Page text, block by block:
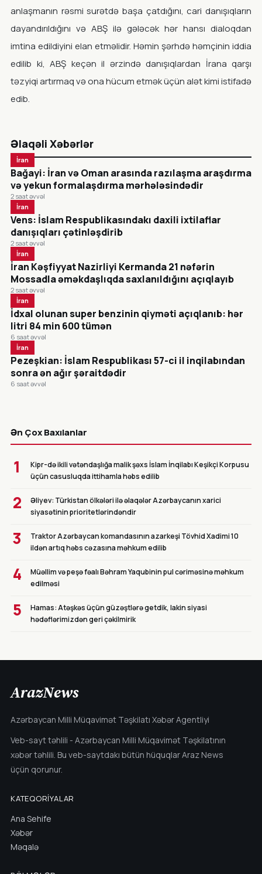
anlaşmanın rəsmi surətdə başa çatdığını, cari danışıqların
dayandırıldığını və ABŞ ilə gələcək hər hansı dialoqdan
imtina edildiyini elan etməlidir. Həmin şərhdə həmçinin iddia
edilib ki, ABŞ keçən il ərzində danışıqlardan İrana qarşı
təzyiqi artırmaq və ona hücum etmək üçün alət kimi istifadə
edib.
Əlaqəli Xəbərlər
İran
Bağayi: İran və Oman arasında razılaşma araşdırma
və yekun formalaşdırma mərhələsindədir
2 saat əvvəl
İran
Vens: İslam Respublikasındakı daxili ixtilaflar
danışıqları çətinləşdirib
2 saat əvvəl
İran
İran Kəşfiyyat Nazirliyi Kermanda 21 nəfərin
Mossadla əməkdaşlıqda saxlanıldığını açıqlayıb
2 saat əvvəl
İran
İdxal olunan super benzinin qiyməti açıqlanıb: hər
litri 84 min 600 tümən
6 saat əvvəl
İran
Pezeşkian: İslam Respublikası 57-ci il inqilabından
sonra ən ağır şəraitdədir
6 saat əvvəl
Ən Çox Baxılanlar
1
Kipr-də ikili vətəndaşlığa malik şəxs İslam İnqilabı Keşikçi Korpusu
üçün casusluqda ittihamla həbs edilib
2
Əliyev: Türkistan ölkələri ilə əlaqələr Azərbaycanın xarici
siyasətinin prioritetlərindəndir
3
Traktor Azərbaycan komandasının azarkeşi Tövhid Xadimi 10
ildən artıq həbs cəzasına məhkum edilib
4
Müəllim və peşə fəalı Bəhram Yaqubinin pul cəriməsinə məhkum
edilməsi
5
Hamas: Atəşkəs üçün güzəştlərə getdik, lakin siyasi
hədəflərimizdən geri çəkilmirik
ArazNews
Azərbaycan Milli Müqavimət Təşkilatı Xəbər Agentliyi
Veb-sayt təhlili - Azərbaycan Milli Müqavimət Təşkilatının
xəbər təhlili. Bu veb-saytdakı bütün hüquqlar Araz News
üçün qorunur.
KATEQORIYALAR
Ana Sehife
Xəbər
Məqalə